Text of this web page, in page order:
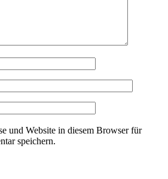
und Website in diesem Browser für
speichern.